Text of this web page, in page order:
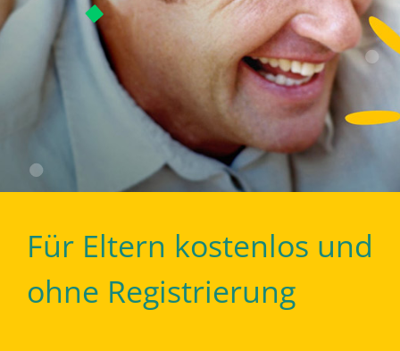
Für Eltern kostenlos und
ohne Registrierung